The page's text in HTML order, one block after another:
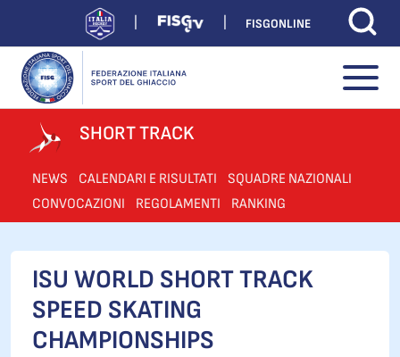
FISGONLINE
SHORT TRACK
NEWS CALENDARI E RISULTATI
SQUADRE NAZIONALI
CONVOCAZIONI
REGOLAMENTI RANKING
ISU WORLD SHORT TRACK
SPEED SKATING
CHAMPIONSHIPS